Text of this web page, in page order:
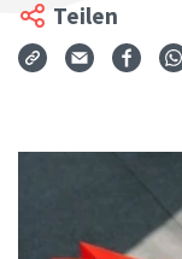
Teilen
Via Mail
Auf